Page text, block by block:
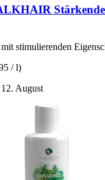
stimulierenden
/ l)
August